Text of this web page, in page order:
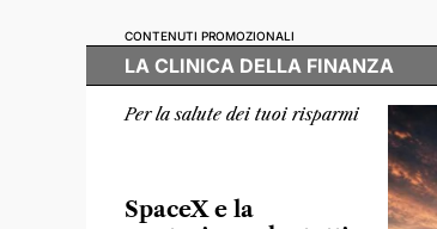
CONTENUTI PROMOZIONALI
LA CLINICA DELLA FINANZA
Per la salute dei tuoi risparmi
SpaceX e la